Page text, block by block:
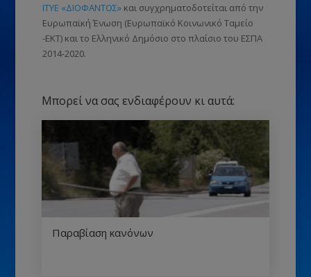
ΙΤΥΕ «ΔΙΟΦΑΝΤΟΣ»και συγχρηματοδοτείται από την
Ευρωπαϊκή Ένωση (Ευρωπαϊκό Κοινωνικό Ταμείο
-ΕΚΤ)και το Ελληνικό Δημόσιο στο πλαίσιο του ΕΣΠΑ
2014-2020.
Μπορεί να σας ενδιαφέρουν κι αυτά:
Παραβίαση κανόνων